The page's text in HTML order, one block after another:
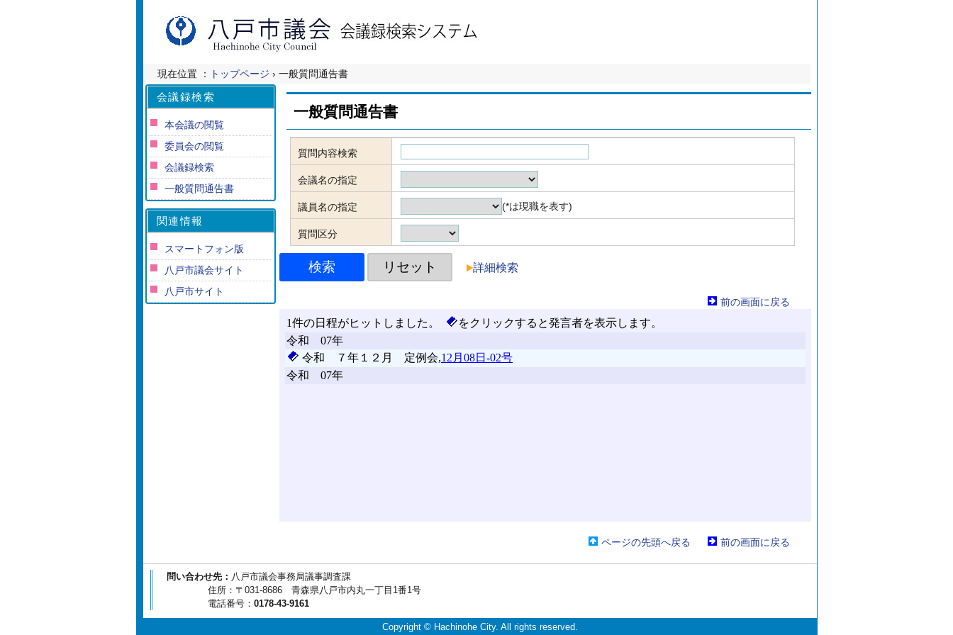
現在位置 ： トップページ › 一般質問通告書
一般質問通告書
質問内容検索
会議名の指定
議員名の指定 (*は現職を表す)
質問区分
詳細検索
前の画面に戻る
ページの先頭へ戻る 前の画面に戻る
会議録検索
本会議の閲覧
委員会の閲覧
会議録検索
一般質問通告書
関連情報
スマートフォン版
八戸市議会サイト
八戸市サイト
問い合わせ先： 八戸市議会事務局議事調査課
住所：〒031-8686 青森県八戸市内丸一丁目1番1号
電話番号： 0178-43-9161
Copyright © Hachinohe City. All rights reserved.